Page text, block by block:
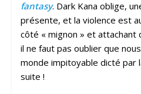
fantasy. Dark Kana oblige,
présente, et la violence est
côté « mignon » et attachant
il ne faut pas oublier que
monde impitoyable dicté par
suite !